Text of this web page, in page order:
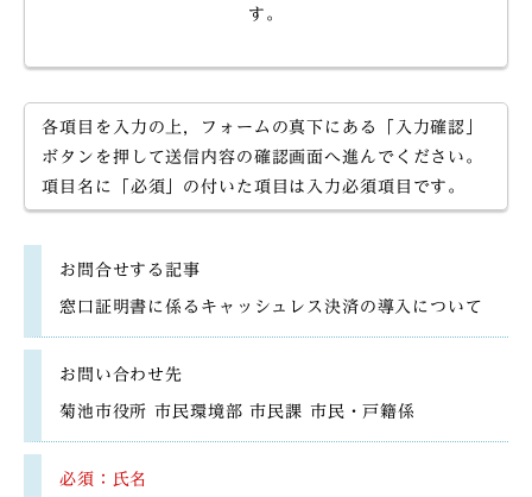
す。
各項目を入力の上，フォームの真下にある「入力確認」
ボタンを押して送信内容の確認画面へ進んでください。
項目名に「必須」の付いた項目は入力必須項目です。
お問合せする記事
窓口証明書に係るキャッシュレス決済の導入について
お問い合わせ先
菊池市役所 市民環境部 市民課 市民・戸籍係
必須：氏名